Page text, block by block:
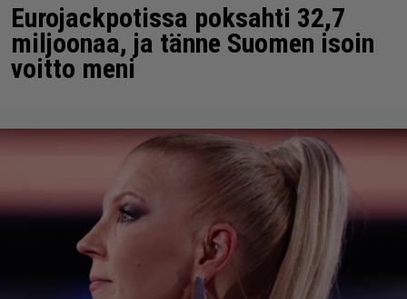
Eurojackpotissa poksahti 32,7
miljoonaa, ja tänne Suomen isoin
voitto meni